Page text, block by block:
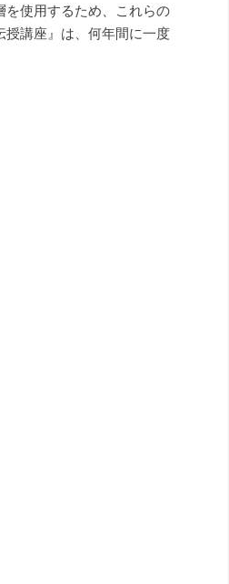
を使用するため、これらの
講座』は、何年間に一度